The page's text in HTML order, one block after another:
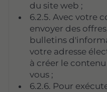
du site web ;
6.2.5. Avec votre
envoyer des
bulletins
votre adresse
à créer le
vous ;
6.2.6. Pour